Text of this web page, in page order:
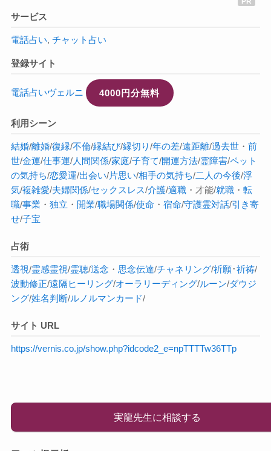
サービス
電話占い, チャット占い
登録サイト
電話占いヴェルニ 4000円分無料
利用シーン
結婚/離婚/復縁/不倫/縁結び/縁切り/年の差/遠距離/過去世・ 前
世/金運/仕事運/人間関係/家庭/子育て/開運方法/霊障害/ペット
の気持ち/恋愛運/出会い/片思い/相手の気持ち/二人の今後/浮
気/複雑愛/夫婦関係/セックスレス/介護/適職・才能/就職・ 転
職/事業 ・ 独立 ・ 開業/職場関係/使命 ・ 宿命/守護霊対話/引き寄
せ/子宝
占術
透視/霊感霊視/霊聴/送念 ・ 思念伝達/チャネリング/祈願･祈祷/
波動修正/遠隔ヒーリング/オーラ リーディング/ルーン/ダウジ
ング/姓名判断/ルノルマンカード/
サイト URL
https://vernis.co.jp/show.php?idcode2_e=npTTTTw36TTp
実龍先生に相談する